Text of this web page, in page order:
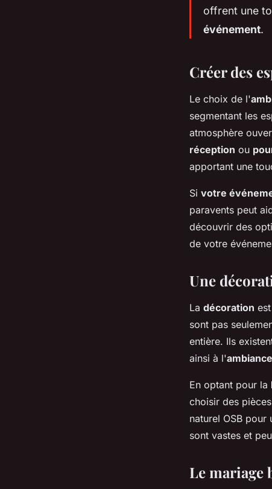
offrent une
événement.
Créer des
Le choix de l'
segmentant les
atmosphère
réception ou
apportant une
Si votre
paravents peut
découvrir des
de votre
Une
La décoration
sont pas
entière. Ils
ainsi à l'ambiance
En optant pour la
choisir des
naturel OSB
sont vastes et
Le mariage